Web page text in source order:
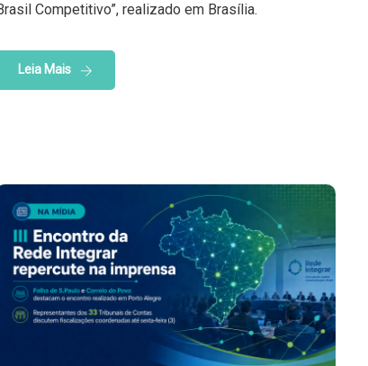
Competitivo”, realizado em Brasília.
Leia Mais